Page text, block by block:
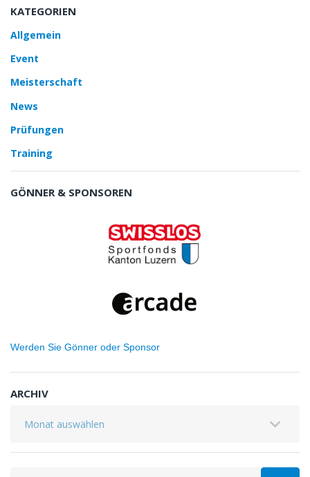
KATEGORIEN
Allgemein
Event
Meisterschaft
News
Prüfungen
Training
GÖNNER & SPONSOREN
Werden Sie Gönner oder Sponsor
ARCHIV